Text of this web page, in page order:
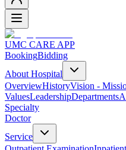
UMC CARE APP
BookingBidding
About Hospital
OverviewHistoryVision -
ValuesLeadershipDepartments
Specialty
Doctor
Service